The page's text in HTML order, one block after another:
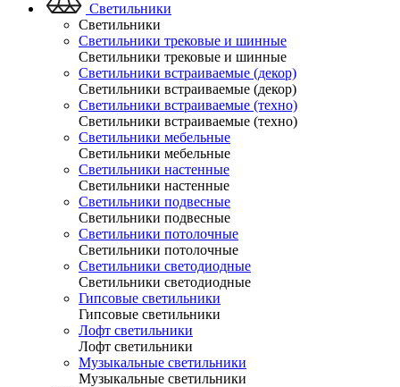
Светильники
Светильники
Светильники трековые и шинные
Светильники трековые и шинные
Светильники встраиваемые (декор)
Светильники встраиваемые (декор)
Светильники встраиваемые (техно)
Светильники встраиваемые (техно)
Светильники мебельные
Светильники мебельные
Светильники настенные
Светильники настенные
Светильники подвесные
Светильники подвесные
Светильники потолочные
Светильники потолочные
Светильники светодиодные
Светильники светодиодные
Гипсовые светильники
Гипсовые светильники
Лофт светильники
Лофт светильники
Музыкальные светильники
Музыкальные светильники